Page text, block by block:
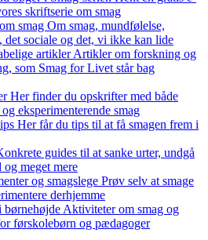
skriftserie om smag
smag Om smag, mundfølelse,
det sociale og det, vi ikke kan lide
artiklerArtikler om forskning og
som Smag for Livet står bag
Her finder du opskrifter med både
eksperimenterende smag
Her får du tips til at få smagen frem i
guides til at sanke urter, undgå
og meget mere
og smagslege Prøv selv at smage
derhjemme
børnehøjde Aktiviteter om smag og
førskolebørn og pædagoger